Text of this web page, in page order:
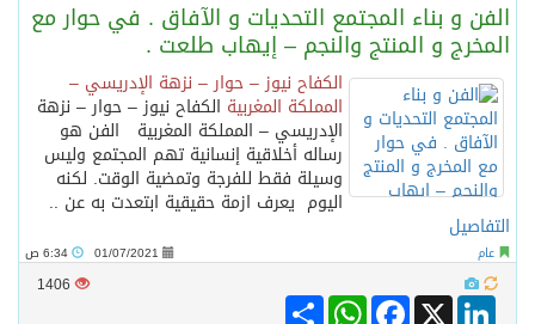
الفن و بناء المجتمع التحديات و الآفاق . في حوار مع
المخرج و المنتج والنجم – إيهاب طلعت .
الكفاح نيوز – حوار – نزهة الإدريسي –
المملكة المغربية الكفاح نيوز – حوار – نزهة
الإدريسي – المملكة المغربية الفن هو
رساله أخلاقية إنسانية تهم المجتمع وليس
وسيلة فقط للفرجة وتمضية الوقت. لكنه
اليوم يعرف ازمة حقيقية ابتعدت به عن ..
التفاصيل
عام 01/07/2021
1406
Share
WhatsAppFacebook X
LinkedIn